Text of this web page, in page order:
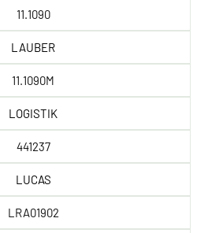
11.1090
LAUBER
11.1090M
LOGISTIK
441237
LUCAS
LRA01902